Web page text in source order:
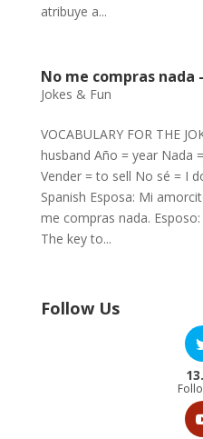
atribuye a...
No me compras nada
Jokes & Fun
VOCABULARY FOR THE
husband Año = year Nada
Vender = to sell No sé = I
Spanish Esposa: Mi
me compras nada.
The key to...
Follow Us